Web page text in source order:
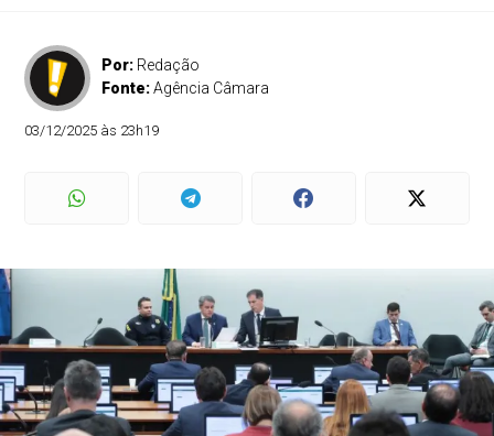
Por: Redação
Fonte:Agência Câmara
03/12/2025 às 23h19